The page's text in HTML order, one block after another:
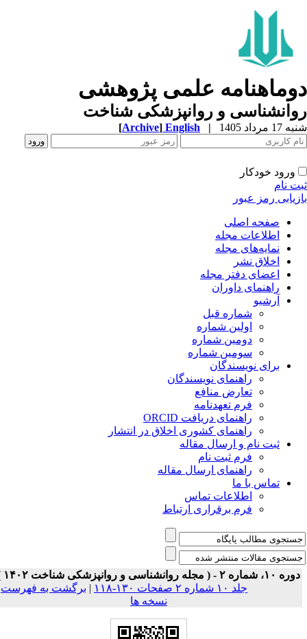
علمی پژوهشی
و روانپزشکی شناخت
مرداد 1405 |
English
[Archive]
ورود خودکار
نام
رمز عبور
صفحه اصلی
اطلاعات مجله
نمایه‌های مجله
اخلاق نشر
اعضای دفتر مجله
راهنمای داوران
آرشیو
شماره قبل
اولین شماره
دومین شماره
سومین شماره
برای نویسندگان
راهنمای نویسندگان
تعارض منافع
فرم تعهدنامه
راهنمای دریافت ORCID
راهنمای کشوری اخلاق در انتشار
ثبت نام و ارسال مقاله
فرم ثبت نام
راهنمای ارسال مقاله
تماس با ما
اطلاعات تماس
فرم برقراری ارتباط
شماره ۲ - ( مجله روانشناسی و روانپزشکی شناخت ۱۴۰۲ )
جلد ۱۰ شماره ۲ صفحات ۱۳۰-۱۱۸
| برگشت به فهرست
نسخه ها